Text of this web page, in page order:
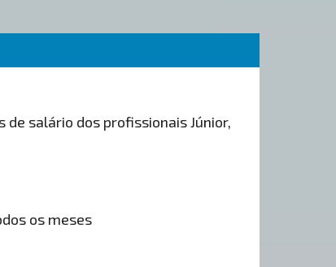
de salário dos profissionais Júnior,
os meses